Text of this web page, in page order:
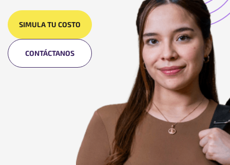
SIMULA TU COSTO
CONTÁCTANOS